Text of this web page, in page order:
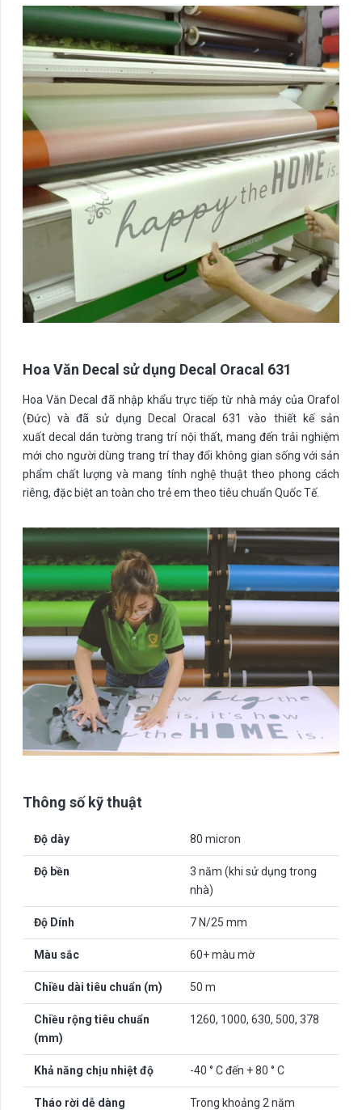
Hoa Văn Decal sử dụng Decal Oracal 631
Hoa Văn Decal đã nhập khẩu trực tiếp từ nhà máy của Orafol
(Đức) và đã sử dụng Decal Oracal 631 vào thiết kế sản
xuất decal dán tường trang trí nội thất, mang đến trải nghiệm
mới cho người dùng trang trí thay đổi không gian sống với sản
phẩm chất lượng và mang tính nghệ thuật theo phong cách
riêng, đặc biệt an toàn cho trẻ em theo tiêu chuẩn Quốc Tế.
Thông số kỹ thuật
Độ dày 80 micron
Độ bền
3 năm (khi sử dụng trong
nhà)
Độ Dính 7 N/25 mm
Màu sắc 60+ màu mờ
Chiều dài tiêu chuẩn (m) 50 m
Chiều rộng tiêu chuẩn
(mm)
1260, 1000, 630, 500, 378
Khả năng chịu nhiệt độ -40 ° C đến + 80 ° C
Tháo rời dễ dàng Trong khoảng 2 năm